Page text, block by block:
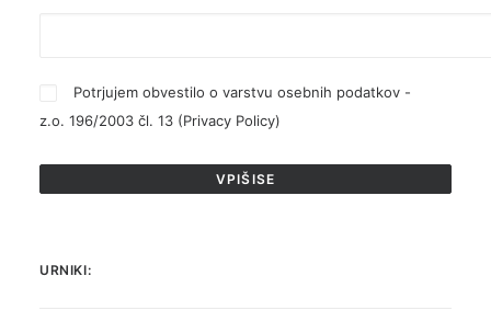
Potrjujem obvestilo o varstvu osebnih podatkov -
z.o. 196/2003 čl. 13 (Privacy Policy)
URNIKI: